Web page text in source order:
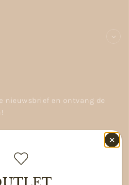
nieuwsbrief en ontvang de
E-
mail